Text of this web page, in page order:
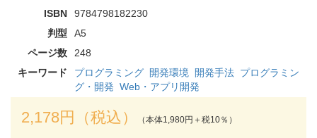
ISBN
9784798182230
判型
A5
ページ数
248
キーワード
プログラミング 開発環境 開発手法 プログラミン
グ・開発 Web・アプリ開発
2,178円（税込） （本体1,980円＋税10％）